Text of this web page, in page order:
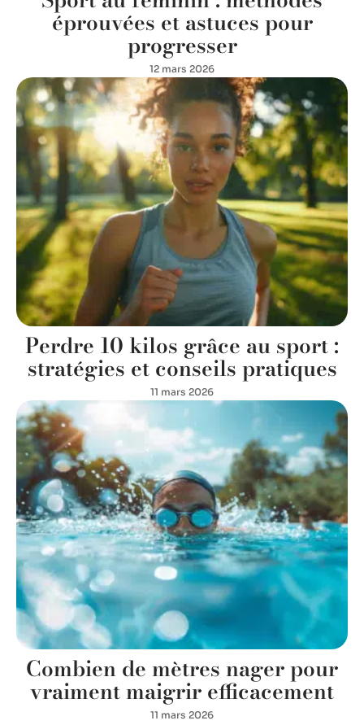
éprouvées et astuces pour
progresser
12 mars 2026
Perdre 10 kilos grâce au sport :
stratégies et conseils pratiques
11 mars 2026
Combien de mètres nager pour
vraiment maigrir efficacement
11 mars 2026